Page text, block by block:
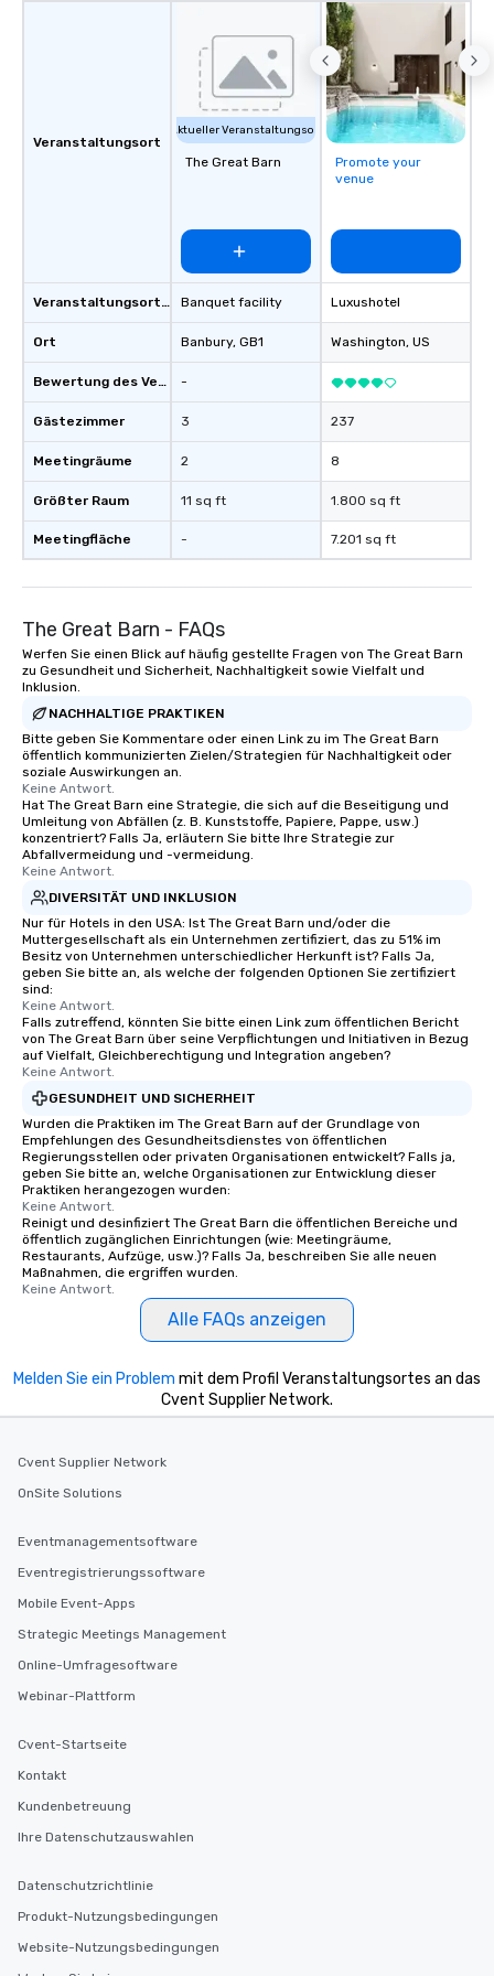
flexibility, and reliable
Veranstaltungsort
Veranstaltungsortstyp
Ort
Bewertung des Veranstaltungsortes
Gästezimmer
Meetingräume
Größter Raum
Meetingfläche
Aktueller Veranstaltungsort
The Great Barn
Banquet facility
Banbury, GB1
-
3
2
11 sq ft
-
Promote your
venue
Luxushotel
Washington, US
237
8
1.800 sq ft
7.201 sq ft
The Great Barn - FAQs
Werfen Sie einen Blick auf häufig gestellte Fragen von The Great Barn
zu Gesundheit und Sicherheit, Nachhaltigkeit sowie Vielfalt und
Inklusion.
NACHHALTIGE PRAKTIKEN
Bitte geben Sie Kommentare oder einen Link zu im The Great Barn
öffentlich kommunizierten Zielen/Strategien für Nachhaltigkeit oder
soziale Auswirkungen an.
Keine Antwort.
Hat The Great Barn eine Strategie, die sich auf die Beseitigung und
Umleitung von Abfällen (z. B. Kunststoffe, Papiere, Pappe, usw.)
konzentriert? Falls Ja, erläutern Sie bitte Ihre Strategie zur
Abfallvermeidung und -vermeidung.
Keine Antwort.
DIVERSITÄT UND INKLUSION
Nur für Hotels in den USA: Ist The Great Barn und/oder die
Muttergesellschaft als ein Unternehmen zertifiziert, das zu 51% im
Besitz von Unternehmen unterschiedlicher Herkunft ist? Falls Ja,
geben Sie bitte an, als welche der folgenden Optionen Sie zertifiziert
sind:
Keine Antwort.
Falls zutreffend, könnten Sie bitte einen Link zum öffentlichen Bericht
von The Great Barn über seine Verpflichtungen und Initiativen in Bezug
auf Vielfalt, Gleichberechtigung und Integration angeben?
Keine Antwort.
GESUNDHEIT UND SICHERHEIT
Wurden die Praktiken im The Great Barn auf der Grundlage von
Empfehlungen des Gesundheitsdienstes von öffentlichen
Regierungsstellen oder privaten Organisationen entwickelt? Falls ja,
geben Sie bitte an, welche Organisationen zur Entwicklung dieser
Praktiken herangezogen wurden:
Keine Antwort.
Reinigt und desinfiziert The Great Barn die öffentlichen Bereiche und
öffentlich zugänglichen Einrichtungen (wie: Meetingräume,
Restaurants, Aufzüge, usw.)? Falls Ja, beschreiben Sie alle neuen
Maßnahmen, die ergriffen wurden.
Keine Antwort.
Alle FAQs anzeigen
Melden Sie ein Problem mit dem Profil Veranstaltungsortes an das
Cvent Supplier Network.
Cvent Supplier Network
OnSite Solutions
Eventmanagementsoftware
Eventregistrierungssoftware
Mobile Event-Apps
Strategic Meetings Management
Online-Umfragesoftware
Webinar-Plattform
Cvent-Startseite
Kontakt
Kundenbetreuung
Ihre Datenschutzauswahlen
Datenschutzrichtlinie
Produkt-Nutzungsbedingungen
Website-Nutzungsbedingungen